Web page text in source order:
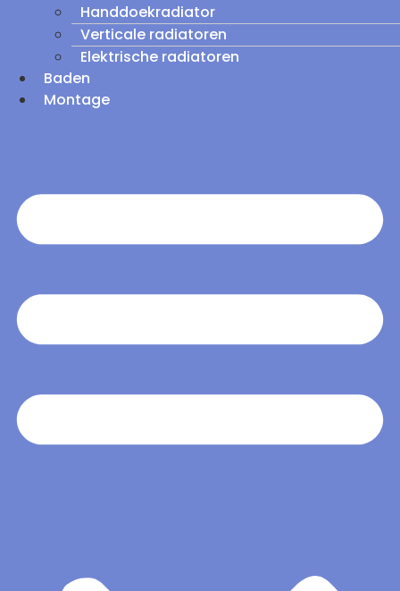
Handdoekradiator
Verticale radiatoren
Elektrische radiatoren
Baden
Montage